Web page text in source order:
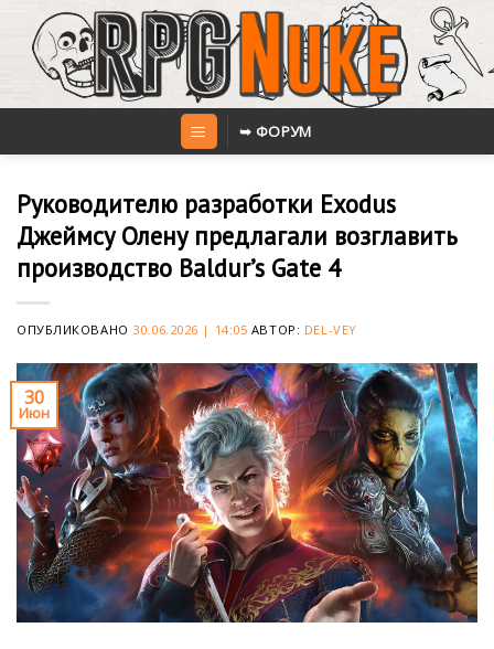
content
➥ ФОРУМ
Руководителю разработки Exodus
Джеймсу Олену предлагали возглавить
производство Baldur’s Gate 4
ОПУБЛИКОВАНО 30.06.2026 | 14:05 АВТОР: DEL-VEY
30
Июн